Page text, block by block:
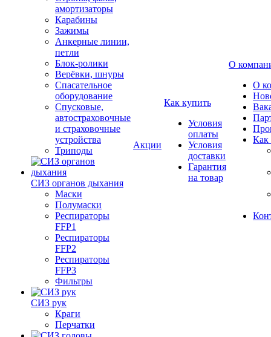
амортизаторы
Карабины
Зажимы
Анкерные линии,
петли
Блок-ролики
Верёвки, шнуры
Спасательное
оборудование
Спусковые,
автостраховочные
и страховочные
устройства
Триподы
СИЗ органов дыхания
Маски
Полумаски
Респираторы
FFP1
Респираторы
FFP2
Респираторы
FFP3
Фильтры
СИЗ рук
Краги
Перчатки
Акции
Как купить
Условия
оплаты
Условия
доставки
Гарантия
на товар
О
О
Как